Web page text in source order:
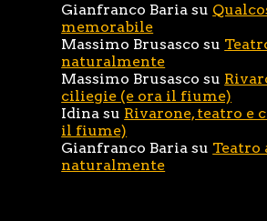
Gianfranco Baria su
memorabile
Massimo Brusasco su
naturalmente
Massimo Brusasco su
ciliegie (e ora il fiume)
Idina su Rivarone, teatro e
il fiume)
Gianfranco Baria su Teatro
naturalmente